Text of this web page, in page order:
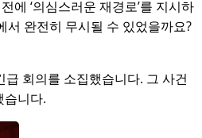
에 의심스러운 재경로 를 지시하
서 완전히 무시될 수 있었을까요?
회의를 소집했습니다. 그 사건
습니다.